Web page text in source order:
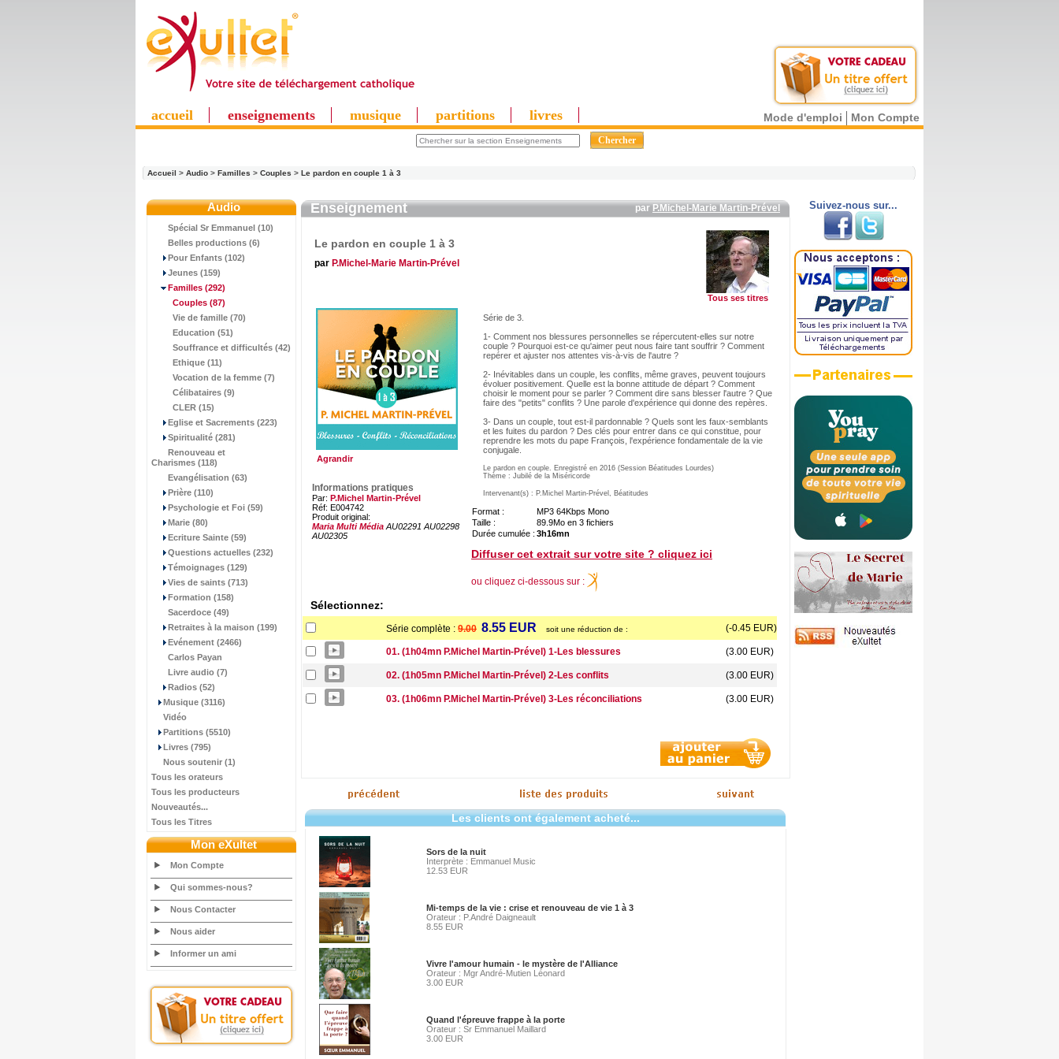
accueil enseignements musique partitions livres Mode d'emploi Mon Compte
Accueil > Audio > Familles > Couples > Le pardon en couple 1 à 3
Audio
Spécial Sr Emmanuel (10)
Belles productions (6)
Pour Enfants (102)
Jeunes (159)
Familles (292)
Couples (87)
Vie de famille (70)
Education (51)
Souffrance et difficultés (42)
Ethique (11)
Vocation de la femme (7)
Célibataires (9)
CLER (15)
Eglise et Sacrements (223)
Spiritualité (281)
Renouveau et
Charismes (118)
Evangélisation (63)
Prière (110)
Psychologie et Foi (59)
Marie (80)
Ecriture Sainte (59)
Questions actuelles (232)
Témoignages (129)
Vies de saints (713)
Formation (158)
Sacerdoce (49)
Retraites à la maison (199)
Evénement (2466)
Carlos Payan
Livre audio (7)
Radios (52)
Musique (3116)
Vidéo
Partitions (5510)
Livres (795)
Nous soutenir (1)
Tous les orateurs
Tous les producteurs
Nouveautés...
Tous les Titres
Mon eXultet
Mon Compte
Qui sommes-nous?
Nous Contacter
Nous aider
Informer un ami
Enseignement par P.Michel-Marie Martin-Prével
Le pardon en couple 1 à 3
par P.Michel-Marie Martin-Prével
Tous ses titres
Agrandir
Informations pratiques
Par: P.Michel Martin-Prével
Réf: E004742
Produit original:
Maria Multi Média AU02291 AU02298
AU02305
Série de 3.
1- Comment nos blessures personnelles se répercutent-elles sur notre
couple ? Pourquoi est-ce qu'aimer peut nous faire tant souffrir ? Comment
repérer et ajuster nos attentes vis-à-vis de l'autre ?
2- Inévitables dans un couple, les conflits, même graves, peuvent toujours
évoluer positivement. Quelle est la bonne attitude de départ ? Comment
choisir le moment pour se parler ? Comment dire sans blesser l'autre ? Que
faire des "petits" conflits ? Une parole d'expérience qui donne des repères.
3- Dans un couple, tout est-il pardonnable ? Quels sont les faux-semblants
et les fuites du pardon ? Des clés pour entrer dans ce qui constitue, pour
reprendre les mots du pape François, l'expérience fondamentale de la vie
conjugale.
Le pardon en couple. Enregistré en 2016 (Session Béatitudes Lourdes)
Thème : Jubilé de la Miséricorde
Intervenant(s) : P.Michel Martin-Prével, Béatitudes
Format :
MP3 64Kbps Mono
Taille :
89.9Mo en 3 fichiers
Durée cumulée : 3h16mn
Diffuser cet extrait sur votre site ? cliquez ici
ou cliquez ci-dessous sur :
Sélectionnez:
Série complète : 9.00 8.55 EUR soit une réduction de : (-0.45 EUR)
01. (1h04mn P.Michel Martin-Prével) 1-Les blessures (3.00 EUR)
02. (1h05mn P.Michel Martin-Prével) 2-Les conflits (3.00 EUR)
03. (1h06mn P.Michel Martin-Prével) 3-Les réconciliations (3.00 EUR)
Les clients ont également acheté...
Sors de la nuit
Interprète : Emmanuel Music
12.53 EUR
Mi-temps de la vie : crise et renouveau de vie 1 à 3
Orateur : P.André Daigneault
8.55 EUR
Vivre l'amour humain - le mystère de l'Alliance
Orateur : Mgr André-Mutien Léonard
3.00 EUR
Quand l'épreuve frappe à la porte
Orateur : Sr Emmanuel Maillard
3.00 EUR
Suivez-nous sur...